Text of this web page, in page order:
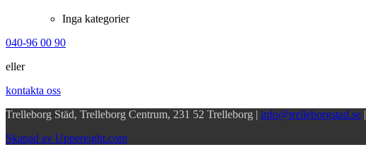
Inga kategorier
040-96 00 90
eller
kontakta oss
Trelleborg Städ, Trelleborg Centrum, 231 52 Trelleborg | info@trelleborgstad.se |
Skapad av Uppereight.com